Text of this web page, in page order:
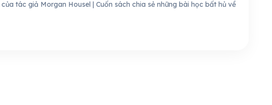
tác giả Morgan Housel | Cuốn sách chia sẻ những bài học bất hủ về